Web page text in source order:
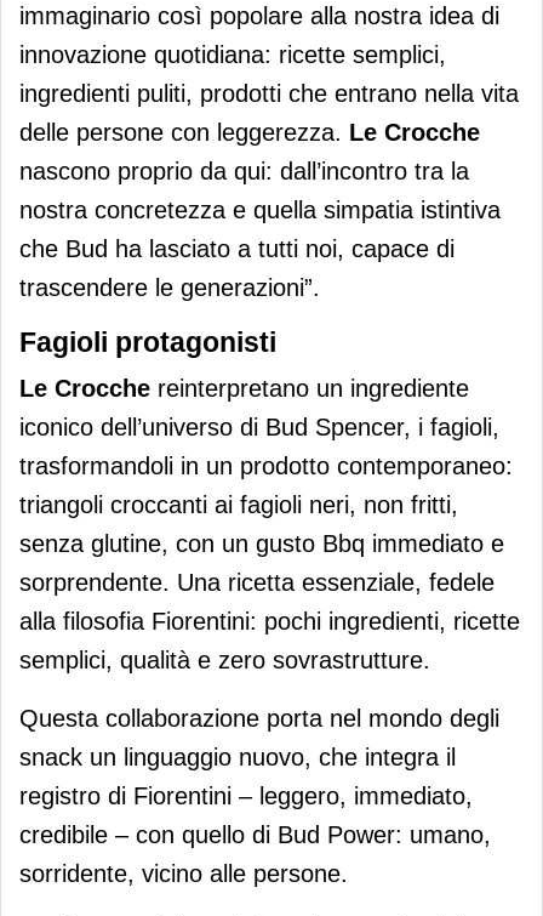
immaginario così popolare alla nostra idea di
innovazione quotidiana: ricette semplici,
ingredienti puliti, prodotti che entrano nella vita
delle persone con leggerezza. Le Crocche
nascono proprio da qui: dall’incontro tra la
nostra concretezza e quella simpatia istintiva
che Bud ha lasciato a tutti noi, capace di
trascendere le generazioni”.
Fagioli protagonisti
Le Crocche reinterpretano un ingrediente
iconico dell’universo di Bud Spencer, i fagioli,
trasformandoli in un prodotto contemporaneo:
triangoli croccanti ai fagioli neri, non fritti,
senza glutine, con un gusto Bbq immediato e
sorprendente. Una ricetta essenziale, fedele
alla filosofia Fiorentini: pochi ingredienti, ricette
semplici, qualità e zero sovrastrutture.
Questa collaborazione porta nel mondo degli
snack un linguaggio nuovo, che integra il
registro di Fiorentini – leggero, immediato,
credibile – con quello di Bud Power: umano,
sorridente, vicino alle persone.